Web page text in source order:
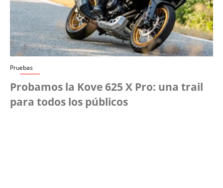
Pruebas
Probamos la Kove 625 X Pro: una trail
para todos los públicos